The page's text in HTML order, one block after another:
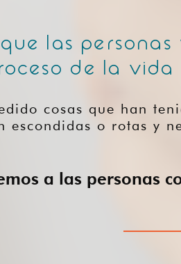
las
de la
cosas que han
escondidas o rotas y
a las personas